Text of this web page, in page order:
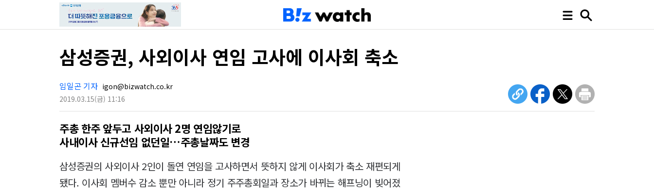
삼성증권, 사외이사 연임 고사에 이사회 축소
임일곤 기자 igon@bizwatch.co.kr
2019.03.15(금) 11:16
주총 한주 앞두고 사외이사 2명 연임않기로
사내이사 신규선임 없던일…주총날짜도 변경
삼성증권의 사외이사 2인이 돌연 연임을 고사하면서 뜻하지 않게 이사회가 축소 재편되게
됐다. 이사회 멤버수 감소 뿐만 아니라 정기 주주총회일과 장소가 바뀌는 해프닝이 빚어졌